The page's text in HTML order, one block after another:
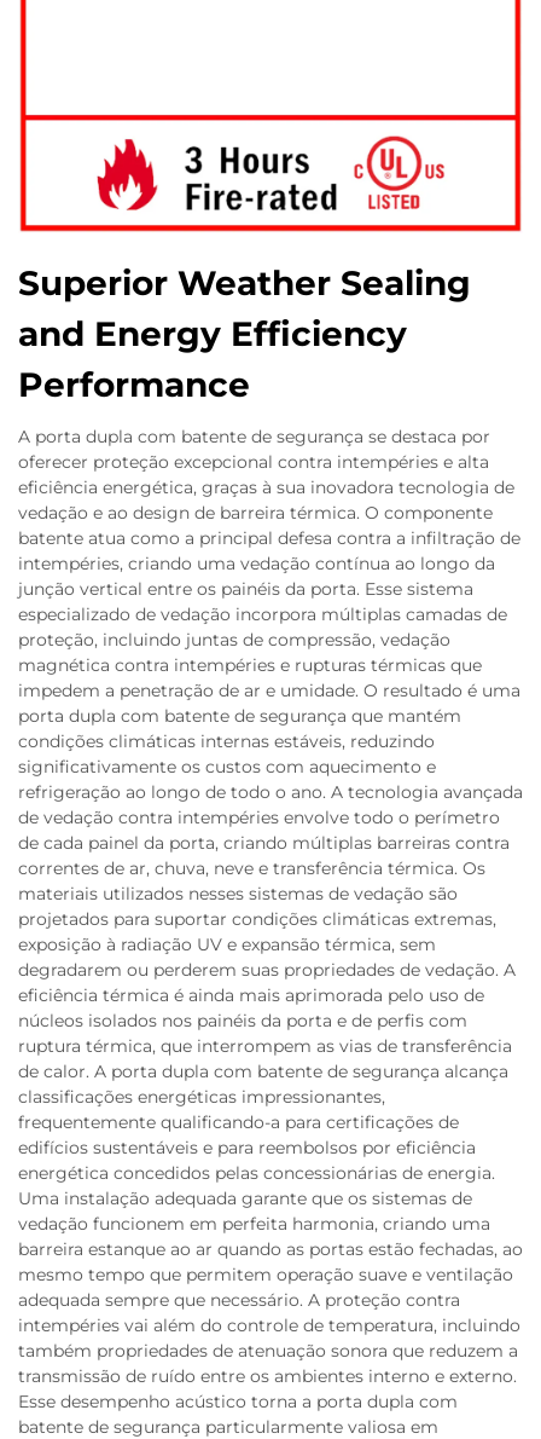
Superior Weather Sealing
and Energy Efficiency
Performance
A porta dupla com batente de segurança se destaca por
oferecer proteção excepcional contra intempéries e alta
eficiência energética, graças à sua inovadora tecnologia de
vedação e ao design de barreira térmica. O componente
batente atua como a principal defesa contra a infiltração de
intempéries, criando uma vedação contínua ao longo da
junção vertical entre os painéis da porta. Esse sistema
especializado de vedação incorpora múltiplas camadas de
proteção, incluindo juntas de compressão, vedação
magnética contra intempéries e rupturas térmicas que
impedem a penetração de ar e umidade. O resultado é uma
porta dupla com batente de segurança que mantém
condições climáticas internas estáveis, reduzindo
significativamente os custos com aquecimento e
refrigeração ao longo de todo o ano. A tecnologia avançada
de vedação contra intempéries envolve todo o perímetro
de cada painel da porta, criando múltiplas barreiras contra
correntes de ar, chuva, neve e transferência térmica. Os
materiais utilizados nesses sistemas de vedação são
projetados para suportar condições climáticas extremas,
exposição à radiação UV e expansão térmica, sem
degradarem ou perderem suas propriedades de vedação. A
eficiência térmica é ainda mais aprimorada pelo uso de
núcleos isolados nos painéis da porta e de perfis com
ruptura térmica, que interrompem as vias de transferência
de calor. A porta dupla com batente de segurança alcança
classificações energéticas impressionantes,
frequentemente qualificando-a para certificações de
edifícios sustentáveis e para reembolsos por eficiência
energética concedidos pelas concessionárias de energia.
Uma instalação adequada garante que os sistemas de
vedação funcionem em perfeita harmonia, criando uma
barreira estanque ao ar quando as portas estão fechadas, ao
mesmo tempo que permitem operação suave e ventilação
adequada sempre que necessário. A proteção contra
intempéries vai além do controle de temperatura, incluindo
também propriedades de atenuação sonora que reduzem a
transmissão de ruído entre os ambientes interno e externo.
Esse desempenho acústico torna a porta dupla com
batente de segurança particularmente valiosa em